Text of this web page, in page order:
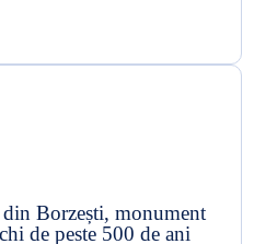
Borzești, monument
de peste 500 de ani